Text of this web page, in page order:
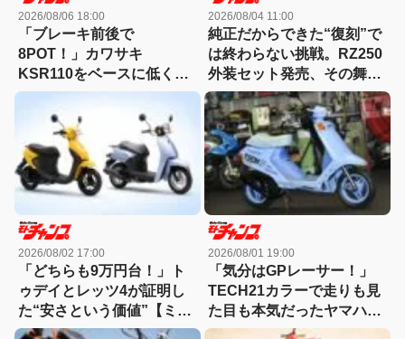
2026/08/06 18:00
「ブレーキ前後で
8POT！」カワサキ
KSR110をベースに低く怪
しくもっと長く！【4MINI
カスタム】
2026/08/04 11:00
純正だからできた“復刻”で
は終わらない挑戦。RZ250
外装セット発売、その舞台
裏とは?
2026/08/02 17:00
「どちらも9万円台！」ト
ゥデイとレッツ4が証明し
た“安さという価値”【ミニ
バイク名車】
2026/08/01 19:00
「気分はGPレーサー！」
TECH21カラーで走りも見
た目も本気だったヤマハ・
チャンプRS【ミニバイク